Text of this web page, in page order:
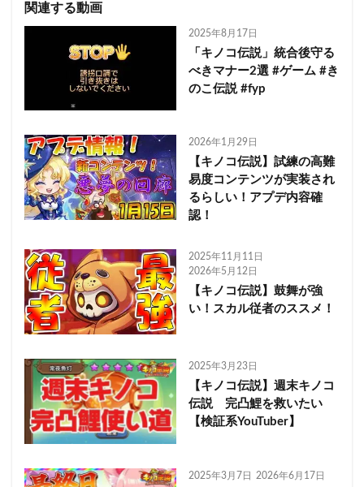
関連する動画
2025年8月17日
「キノコ伝説」統合後守る
べきマナー2選 #ゲーム #き
のこ伝説 #fyp
2026年1月29日
【キノコ伝説】試練の高難
易度コンテンツが実装され
るらしい！アプデ内容確
認！
2025年11月11日
2026年5月12日
【キノコ伝説】鼓舞が強
い！スカル従者のススメ！
2025年3月23日
【キノコ伝説】週末キノコ
伝説 完凸鯉を救いたい
【検証系YouTuber】
2025年3月7日 2026年6月17日